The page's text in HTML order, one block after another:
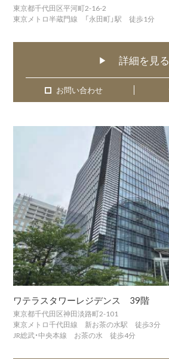
東京都千代田区平河町2-16-2
東京メトロ半蔵門線 「永田町」駅 徒歩1分
▶ 詳細を見る
お問い合わせ
お問い合わせ
ワテラスタワーレジデンス 39階
東京都千代田区神田淡路町2-101
東京メトロ千代田線 新お茶の水駅 徒歩3分
JR総武・中央本線 お茶の水 徒歩4分